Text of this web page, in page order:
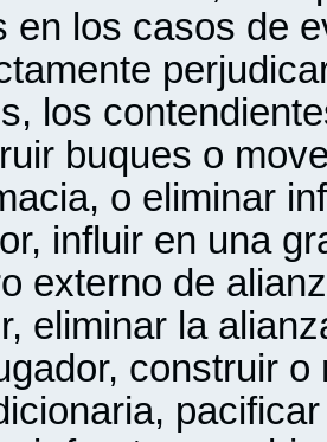
en los casos de
los
buques o
o eliminar
influir en una
externo de
eliminar la
construir